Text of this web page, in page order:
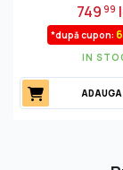
74999
*după cupon:
IN